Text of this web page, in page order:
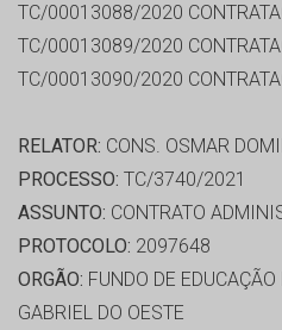
TC/00013088/2020
TC/00013089/2020
TC/00013090/2020
RELATOR: CONS. OSMAR
PROCESSO: TC/3740/2021
ASSUNTO: CONTRATO
PROTOCOLO: 2097648
ORGÃO: FUNDO DE
GABRIEL DO OESTE